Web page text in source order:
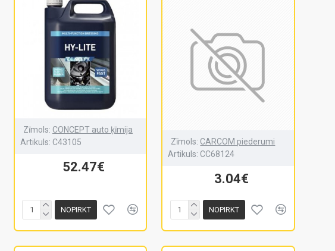
Zīmols: CONCEPT auto ķīmija
Artikuls: C43105
52.47€
NOPIRKT
Zīmols: CARCOM piederumi
Artikuls: CC68124
3.04€
NOPIRKT